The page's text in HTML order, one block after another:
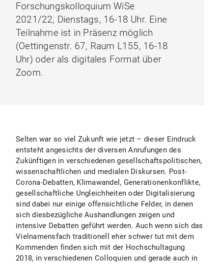
Forschungskolloquium WiSe
2021/22, Dienstags, 16-18 Uhr. Eine
Teilnahme ist in Präsenz möglich
(Oettingenstr. 67, Raum L155, 16-18
Uhr) oder als digitales Format über
Zoom.
Selten war so viel Zukunft wie jetzt – dieser Eindruck
entsteht angesichts der diversen Anrufungen des
Zukünftigen in verschiedenen gesellschaftspolitischen,
wissenschaftlichen und medialen Diskursen. Post-
Corona-Debatten, Klimawandel, Generationenkonflikte,
gesellschaftliche Ungleichheiten oder Digitalisierung
sind dabei nur einige offensichtliche Felder, in denen
sich diesbezügliche Aushandlungen zeigen und
intensive Debatten geführt werden. Auch wenn sich das
Vielnamensfach traditionell eher schwer tut mit dem
Kommenden finden sich mit der Hochschultagung
2018, in verschiedenen Colloquien und gerade auch in